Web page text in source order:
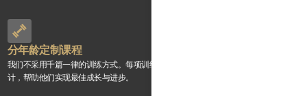
分年龄定制课程
我们不采用千篇一律的训练方式。每项训练都会根据孩子的年龄和成长阶段精心设
计，帮助他们实现最佳成长与进步。